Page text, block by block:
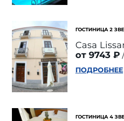
ГОСТИНИЦА 2
Casa
от 9743 ₽
ПОДРОБНЕЕ
ГОСТИНИЦА 4